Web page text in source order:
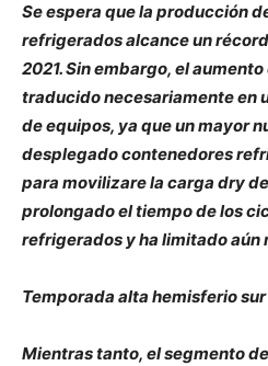
Se espera que la producción
refrigerados alcance un
2021. Sin embargo, el
traducido necesariamente en
de equipos, ya que un mayor
desplegado contenedores
para movilizare la carga dry
prolongado el tiempo de los
refrigerados y ha limitado aún
Temporada alta hemisferio sur
Mientras tanto, el segmento